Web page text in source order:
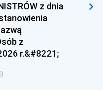
z dnia
z
r.&#8221;